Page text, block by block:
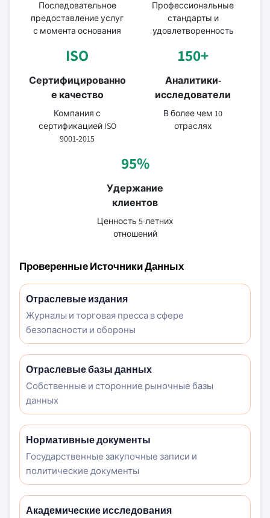
Последовательное
предоставление услуг
с момента основания
Профессиональные
стандарты и
удовлетворенность
ISO
Сертифицированно
е качество
Компания с
сертификацией ISO
9001-2015
150+
Аналитики-
исследователи
В более чем 10
отраслях
95%
Удержание
клиентов
Ценность 5-летних
отношений
Проверенные Источники Данных
Отраслевые издания
Журналы и торговая пресса в сфере
безопасности и обороны
Отраслевые базы данных
Собственные и сторонние рыночные базы
данных
Нормативные документы
Государственные закупочные записи и
политические документы
Академические исследования